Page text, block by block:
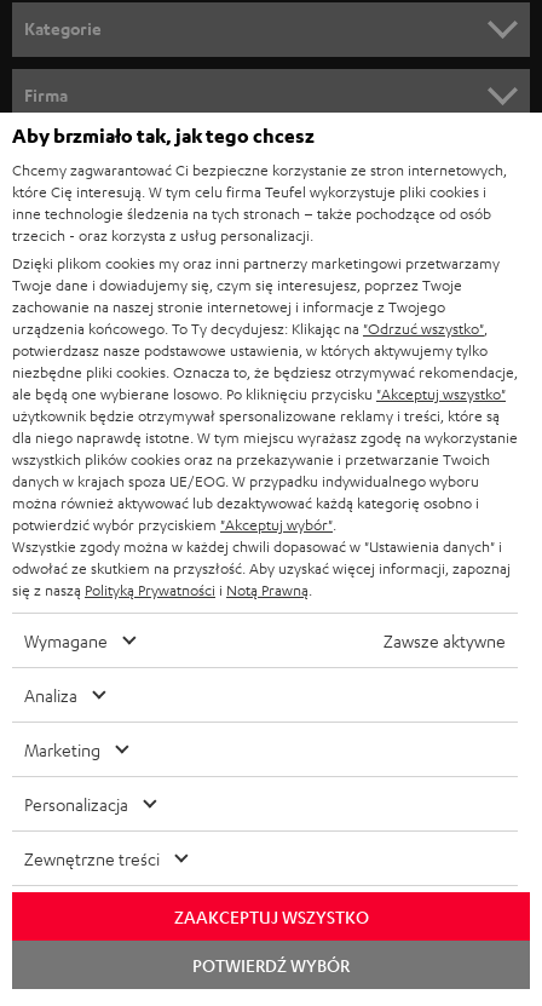
n
e
w
s
l
e
t
t
e
r
a
Kategorie
KOMPLETNE SYSTEMY
SOUNDBARY
GŁOŚNIKI HIFI
SMART HOME
BLUETOOTH
SŁUCHAWKI
SŁUCHAWKI BLUETOOTH
WIEŻE HI-FI
GŁOŚNIKI
ULTIMA
SŁUCHAWKI DOUSZNE
FANSHOP
NOWOŚCI
Firma
WSPARCIE
KARIERA
KONTAKT PRASOWY
B2B
BLOG
NEWSLETTER
SKLEPY
KORZYŚCI
TEUFEL STORY
Sklepy internetowe Teufel
NIEMCY
AUSTRIA
SZWAJCARIA
HOLANDIA
BELGIA
FRANCJA
POLSKA
WŁOCHY
STANY ZJEDNOCZONE
INNE KRAJE
Zmiany techniczne, literówki i pomyłki zastrzeżone. Akcesoria pokazane na
zdjęciach nie wchodzą w zakres dostawy. Ewentualne opłaty za utylizację
©2026 Lautsprecher Teufel GmbH - All rights reserved.
Nota prawna OWH
Aby brzmiało tak, jak tego chcesz
Chcemy zagwarantować Ci bezpieczne korzystanie ze stron internetowych,
które Cię interesują. W tym celu firma Teufel wykorzystuje pliki cookies i
inne technologie śledzenia na tych stronach – także pochodzące od osób
trzecich - oraz korzysta z usług personalizacji.
Dzięki plikom cookies my oraz inni partnerzy marketingowi przetwarzamy
Twoje dane i dowiadujemy się, czym się interesujesz, poprzez Twoje
zachowanie na naszej stronie internetowej i informacje z Twojego
urządzenia końcowego. To Ty decydujesz: Klikając na "Odrzuć wszystko"
potwierdzasz nasze podstawowe ustawienia, w których aktywujemy tylko
niezbędne pliki cookies. Oznacza to, że będziesz otrzymywać rekomendacje,
ale będą one wybierane losowo. Po kliknięciu przycisku "Akceptuj wszystko"
użytkownik będzie otrzymywał spersonalizowane reklamy i treści, które są
dla niego naprawdę istotne. W tym miejscu wyrażasz zgodę na wykorzystanie
wszystkich plików cookies oraz na przekazywanie i przetwarzanie Twoich
danych w krajach spoza UE/EOG. W przypadku indywidualnego wyboru
można również aktywować lub dezaktywować każdą kategorię osobno i
potwierdzić wybór przyciskiem "Akceptuj wybór"
Wszystkie zgody można w każdej chwili dopasować w "Ustawienia danych" i
odwołać ze skutkiem na przyszłość. Aby uzyskać więcej informacji, zapoznaj
się z naszą Polityką Prywatności i Notą Prawną
Wymagane Zawsze aktywne
Analiza
Marketing
Personalizacja
Zewnętrzne treści
ZAAKCEPTUJ WSZYSTKO
POTWIERDŹ WYBÓR